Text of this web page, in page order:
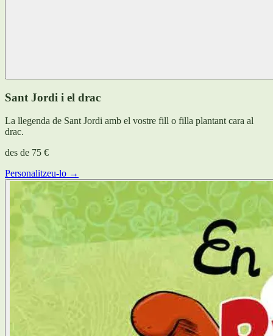
Sant Jordi i el drac
La llegenda de Sant Jordi amb el vostre fill o filla plantant cara al
drac.
des de 75 €
Personalitzeu-lo →